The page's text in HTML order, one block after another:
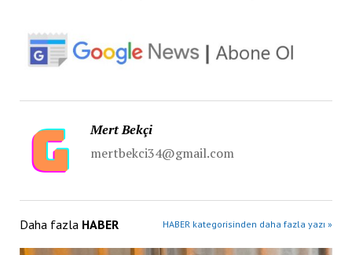
Mert Bekçi
mertbekci34@gmail.com
Daha fazla HABER HABER kategorisinden daha fazla yazı »